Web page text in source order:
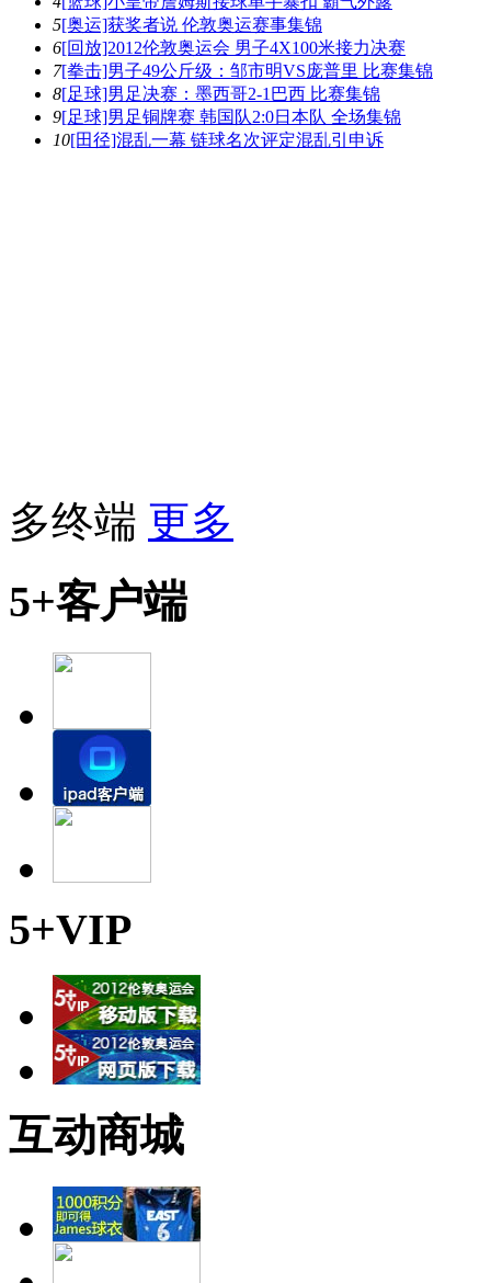
5[奥运]获奖者说 伦敦奥运赛事集锦
6[回放]2012伦敦奥运会 男子4X100米接力决赛
7[拳击]男子49公斤级：邹市明VS庞普里 比赛集锦
8[足球]男足决赛：墨西哥2-1巴西 比赛集锦
9[足球]男足铜牌赛 韩国队2:0日本队 全场集锦
10[田径]混乱一幕 链球名次评定混乱引申诉
多终端 更多
5+客户端
5+VIP
互动商城